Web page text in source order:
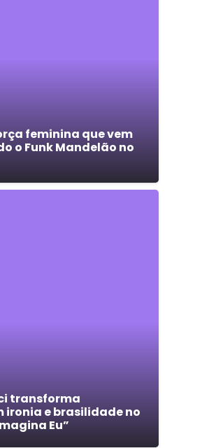
feminina que vem
o Funk Mandelão no
transforma
ironia e brasilidade no
Eu”